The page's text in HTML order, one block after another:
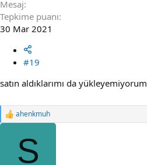
Mesaj
Tepkime puanı
30 Mar 2021
#19
satın aldıklarımı da yükleyemiyorum
R
ahenkmuh
S